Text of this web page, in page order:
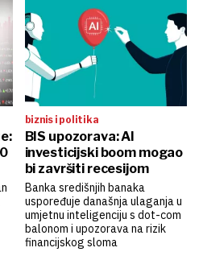
biznis i politika
BIS upozorava: AI
investicijski boom mogao
bi završiti recesijom
Banka središnjih banaka
uspoređuje današnja ulaganja u
umjetnu inteligenciju s dot-com
balonom i upozorava na rizik
financijskog sloma